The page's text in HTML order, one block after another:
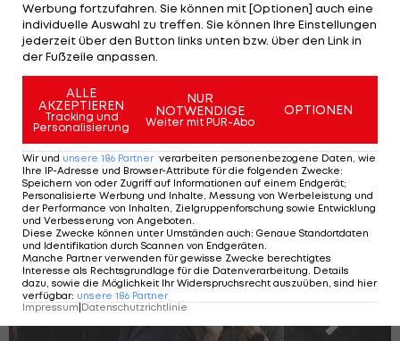
nutzen", begründet Sportvorstand Baumann die
Entscheidung.
Younes absolvierte 31 Partien für die
Königsblauen, in denen ihm zwei Tore und drei
Vorlagen gelangen.
Das sind die teuersten Trainer aller
Zeiten!
SLIDESHOW
STARTEN
Werbung fortzufahren. Sie können mit [Optionen] auch eine
individuelle Auswahl zu treffen. Sie können Ihre Einstellungen
jederzeit über den Button links unten bzw. über den Link in
der Fußzeile anpassen.
ALLE
AKZEPTIEREN
Tracking und
Personalisierung
NUR
NOTWENDIGE
Weiter mit PUR-Abo
OPTIONEN
Wir und unsere 186 Partner verarbeiten personenbezogene Daten, wie
Ihre IP-Adresse und Browser-Attribute für die folgenden Zwecke:
Speichern von oder Zugriff auf Informationen auf einem Endgerät;
Personalisierte Werbung und Inhalte, Messung von Werbeleistung und
der Performance von Inhalten, Zielgruppenforschung sowie Entwicklung
und Verbesserung von Angeboten.
Diese Zwecke können unter Umständen auch: Genaue Standortdaten
und Identifikation durch Scannen von Endgeräten.
Manche Partner verwenden für gewisse Zwecke berechtigtes
Interesse als Rechtsgrundlage für die Datenverarbeitung. Details
dazu, sowie die Möglichkeit Ihr Widerspruchsrecht auszuüben, sind hier
verfügbar: unsere 186 Partner
Impressum Datenschutzrichtlinie